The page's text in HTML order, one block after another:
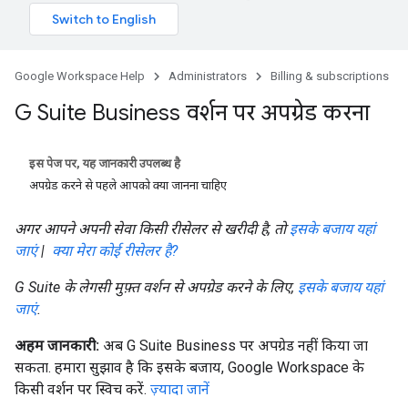
Google Workspace Help Administrators Billing & subscriptions
G Suite Business वर्शन पर अपग्रेड करना
इस पेज पर, यह जानकारी उपलब्ध है
अपग्रेड करने से पहले आपको क्या जानना चाहिए
अगर आपने अपनी सेवा किसी रीसेलर से खरीदी है, तोइसके बजाय यहां
जाएं| क्या मेरा कोई रीसेलर है?
G Suite के लेगसी मुफ़्त वर्शन से अपग्रेड करने के लिए, इसके बजाय यहां
जाएं.
अहम जानकारी: अब G Suite Business पर अपग्रेड नहीं किया जा
सकता. हमारा सुझाव है कि इसके बजाय, Google Workspace के
किसी वर्शन पर स्विच करें. ज़्यादा जानें